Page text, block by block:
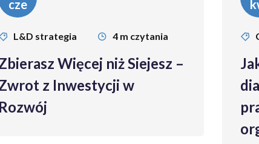
Communication
Jak narzędzia
diagnostyczne poprawiają